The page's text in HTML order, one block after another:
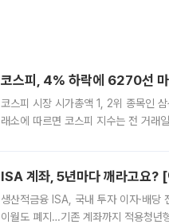
코스피, 4% 하락에 6270선
코스피 시장 시가총액 1, 2위 종목인
래소에 따르면 코스피 지수는 전 거
ISA 계좌, 5년마다 깨라고요?
생산적금융 ISA, 국내 투자 이자·배
이월도 폐지…기존 계좌까지 적용청년